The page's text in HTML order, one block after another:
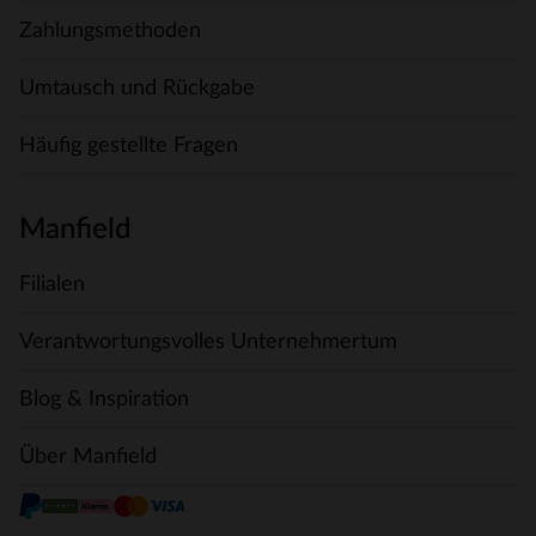
Zahlungsmethoden
Umtausch und Rückgabe
Häufig gestellte Fragen
Manfield
Filialen
Verantwortungsvolles Unternehmertum
Blog & Inspiration
Über Manfield